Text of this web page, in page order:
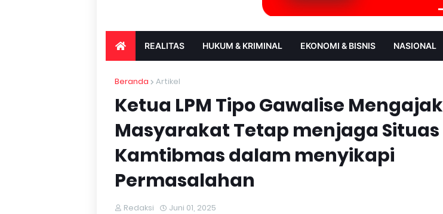
REALITAS HUKUM & KRIMINAL EKONOMI & BISNIS NASIONAL
Beranda Artikel
Ketua LPM Tipo Gawalise Mengajak
Masyarakat Tetap menjaga Situas
Kamtibmas dalam menyikapi
Permasalahan
Redaksi Juni 01, 2025